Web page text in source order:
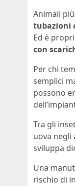
Animali
tubazioni
Ed è
con
Per chi
semplici
possono
Tra gli
uova negli
sviluppa
Una
rischio di